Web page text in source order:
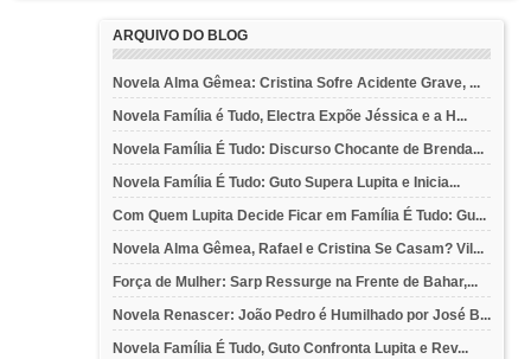
ARQUIVO DO BLOG
Novela Alma Gêmea: Cristina Sofre Acidente Grave, ...
Novela Família é Tudo, Electra Expõe Jéssica e a H...
Novela Família É Tudo: Discurso Chocante de Brenda...
Novela Família É Tudo: Guto Supera Lupita e Inicia...
Com Quem Lupita Decide Ficar em Família É Tudo: Gu...
Novela Alma Gêmea, Rafael e Cristina Se Casam? Vil...
Força de Mulher: Sarp Ressurge na Frente de Bahar,...
Novela Renascer: João Pedro é Humilhado por José B...
Novela Família É Tudo, Guto Confronta Lupita e Rev...